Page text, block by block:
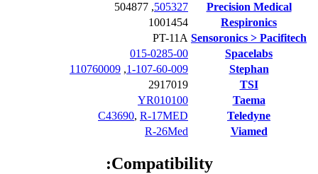
Precision Medical
505327
,
504877
Respironics
1001454
Sensoronics > Pacifitech
PT-11A
Spacelabs
015-0285-00
Stephan
1-107-60-009
,
110760009
TSI
2917019
Taema
YR010100
Teledyne
C43690, R-17MED
Viamed
R-26Med
Compatibility: